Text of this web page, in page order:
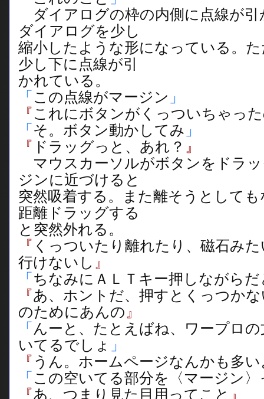
ダイアログの枠の内側に点線が
ダイアログを少し
縮小したような形になっている。
少し下に点線が引
かれている。
「この点線がマージン 」
『これにボタンがくっついちゃっ
「そ。ボタン動かしてみ 」
『 ドラッグっと、あれ？ 』
マウスカーソルがボタンをドラ
ジンに近づけると
突然吸着する。また離そうとして
距離ドラッグする
と突然外れる。
『 くっついたり離れたり、磁石み
行けないし 』
「ちなみにＡＬＴキー押しながら
『あ、ホントだ、押すとくっつか
のためにあんの』
「んーと、たとえばね、ワープロ
いてるでしょ 」
『 うん。ホームページなんかも多
「この空いてる部分を〈マージン
『あ、つまり見た目用ってこと 』